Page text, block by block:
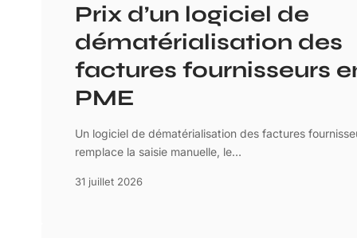
Prix d’un logiciel de
dématérialisation des
factures fournisseurs
PME
Un logiciel de dématérialisation des factures
remplace la saisie manuelle, le…
31 juillet 2026